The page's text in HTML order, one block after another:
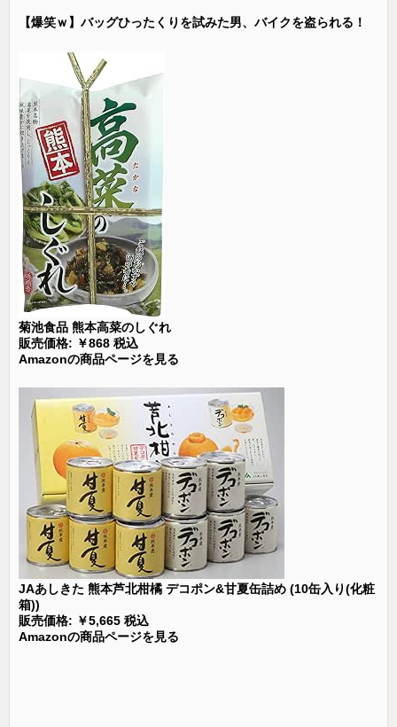
【爆笑ｗ】バッグひったくりを試みた男、バイクを盗られる！
菊池食品 熊本高菜のしぐれ
販売価格: ￥868 税込
Amazonの商品ページを見る
JAあしきた 熊本芦北柑橘 デコポン&甘夏缶詰め (10缶入り(化粧
箱))
販売価格: ￥5,665 税込
Amazonの商品ページを見る